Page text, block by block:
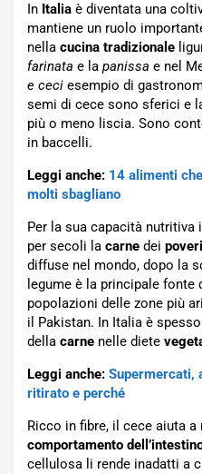
In Italia è diventata una
mantiene un ruolo
nella cucina tradizionale
farinata e la panissa e nel
e ceci esempio di
semi di cece sono sferici e
più o meno liscia. Sono
in baccelli.
Leggi anche: 14 alimenti
molti sbagliano
Per la sua capacità nutritiva
per secoli la carne dei poveri
diffuse nel mondo, dopo la
legume è la principale
popolazioni delle zone più
il Pakistan. In Italia è
della carne nelle diete
Leggi anche: Supermercati,
ritirato e perché
Ricco in fibre, il cece aiuta a
comportamento
cellulosa li rende inadatti a